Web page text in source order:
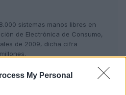
My Personal
sistemas manos libres en
de Electrónica de Consumo,
de 2009, dicha cifra
lo que la gente está haciendo y
Doug Van-Dagens, el director